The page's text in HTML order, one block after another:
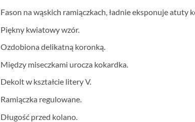
Fason na wąskich ramiączkach, ładnie eksponuje atuty
Piękny kwiatowy wzór.
Ozdobiona delikatną koronką.
Między miseczkami urocza kokardka.
Dekolt w kształcie litery V.
Ramiączka regulowane.
Długość przed kolano.